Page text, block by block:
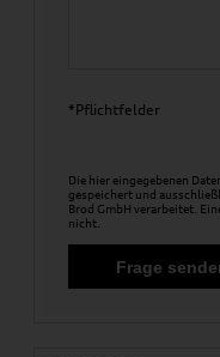
*Pflichtfelder
Die hier eingegebenen
gespeichert und
Brod GmbH verarbeitet.
nicht.